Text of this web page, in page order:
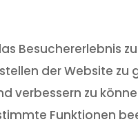
Besuchererlebnis
der Website
verbessern zu
Funktionen